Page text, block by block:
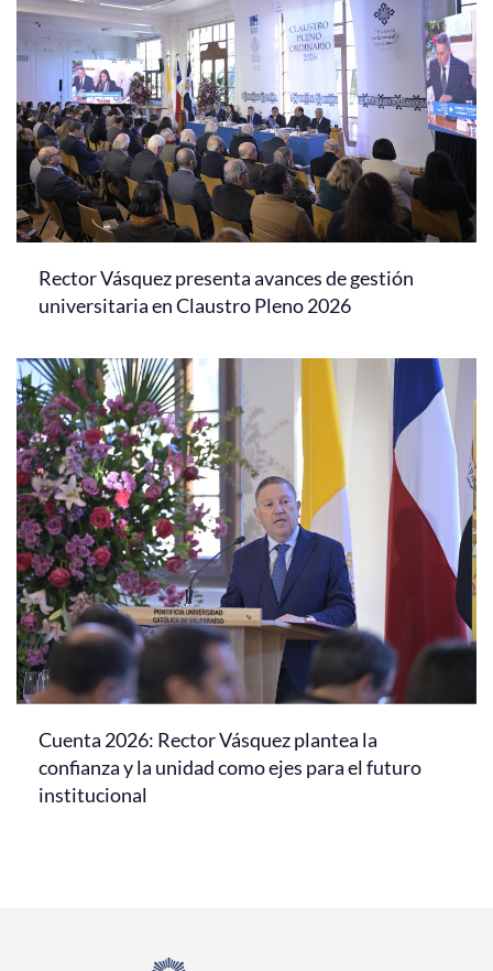
Rector Vásquez presenta avances de gestión
universitaria en Claustro Pleno 2026
Cuenta 2026: Rector Vásquez plantea la
confianza y la unidad como ejes para el futuro
institucional